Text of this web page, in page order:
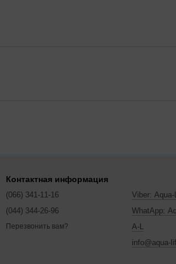
Контактная информация
(066) 341-11-16
(044) 344-26-96
Перезвонить вам?
Viber: Aqua-
WhatApp:
A-L
info@aqua-